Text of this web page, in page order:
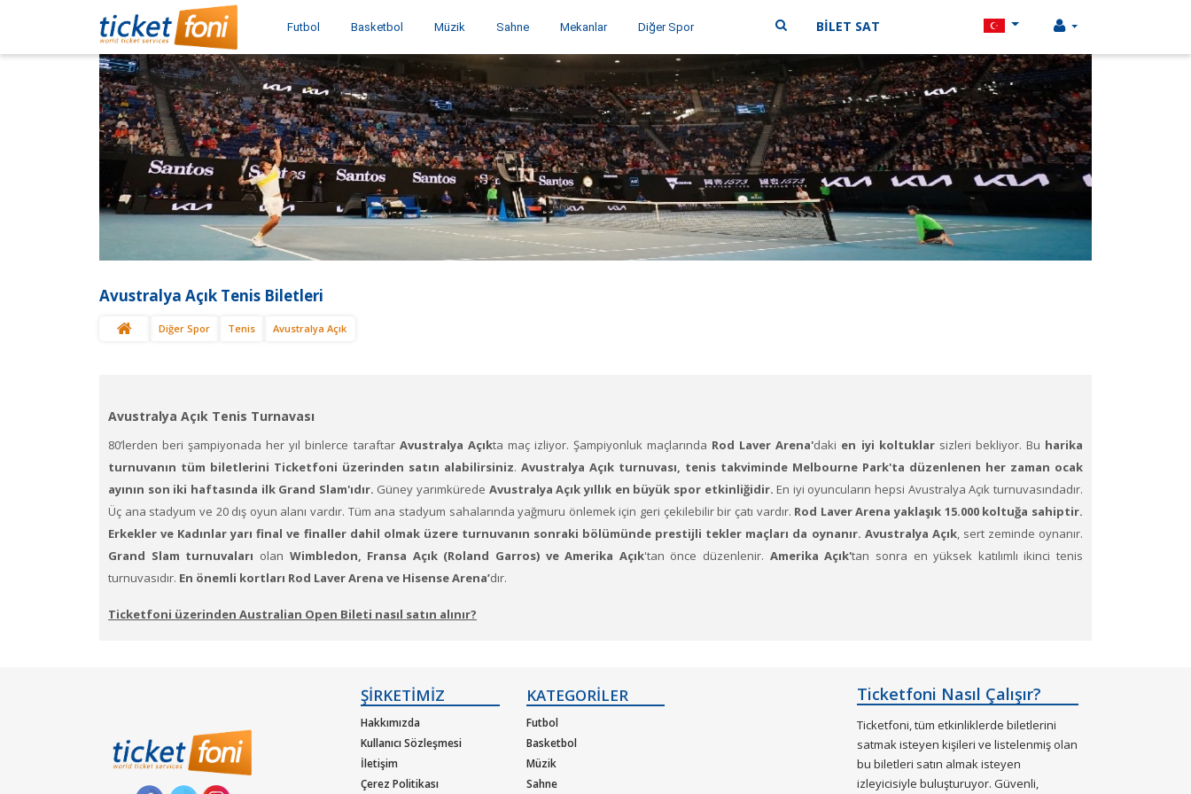
Futbol Basketbol Müzik Sahne Mekanlar Diğer Spor BİLET SAT
Avustralya Açık Tenis Biletleri
Diğer Spor Tenis Avustralya Açık
Avustralya Açık Tenis Turnavası
80’lerden beri şampiyonada her yıl binlerce taraftar Avustralya Açıkta maç izliyor. Şampiyonluk maçlarında Rod Laver Arena'daki en iyi koltuklarsizleri bekliyor. Bu harika
turnuvanın tüm biletlerini Ticketfoni üzerinden satın alabilirsiniz. Avustralya Açık turnuvası, tenis takviminde Melbourne Park'ta düzenlenen her zaman ocak
ayının son iki haftasında ilk Grand Slam'ıdır. Güney yarımkürede Avustralya Açık yıllık en büyük spor etkinliğidir. En iyi oyuncuların hepsi Avustralya Açık turnuvasındadır.
Üç ana stadyum ve 20 dış oyun alanı vardır. Tüm ana stadyum sahalarında yağmuru önlemek için geri çekilebilir bir çatı vardır. Rod Laver Arena yaklaşık 15.000 koltuğa sahiptir.
Erkekler ve Kadınlar yarı final ve finaller dahil olmak üzere turnuvanın sonraki bölümünde prestijli tekler maçları da oynanır. Avustralya Açık, sert zeminde oynanır.
Grand Slam turnuvaları olan Wimbledon, Fransa Açık (Roland Garros) ve Amerika Açık'tan önce düzenlenir. Amerika Açık'tan sonra en yüksek katılımlı ikinci tenis
turnuvasıdır. En önemli kortları Rod Laver Arena ve Hisense Arena’dır.
Ticketfoni üzerinden Australian Open Bileti nasıl satın alınır?
2. Size sunulan güvenli ödeme adımına geçiniz. Artık biletiniz hazır.
ŞİRKETİMİZ
Hakkımızda
Kullanıcı Sözleşmesi
İletişim
Çerez Politikası
KATEGORİLER
Futbol
Basketbol
Müzik
Sahne
Ticketfoni Nasıl Çalışır?
Ticketfoni, tüm etkinliklerde biletlerini
satmak isteyen kişileri ve listelenmiş olan
bu biletleri satın almak isteyen
izleyicisiyle buluşturuyor. Güvenli,